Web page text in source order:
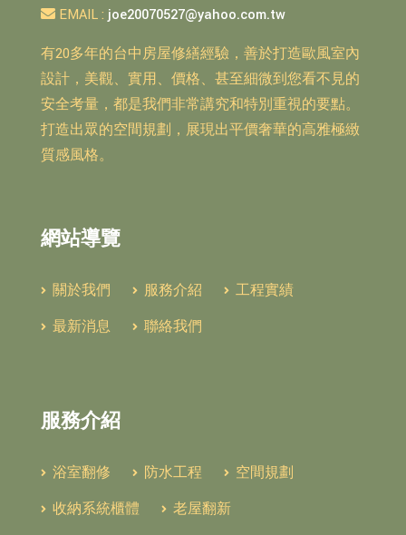
EMAIL : joe20070527@yahoo.com.tw
有20多年的台中房屋修繕經驗，善於打造歐風室內
設計，美觀、實用、價格、甚至細微到您看不見的
安全考量，都是我們非常講究和特別重視的要點。
打造出眾的空間規劃，展現出平價奢華的高雅極緻
質感風格。
網站導覽
關於我們 服務介紹
工程實績
最新消息
聯絡我們
服務介紹
浴室翻修 防水工程
空間規劃
收納系統櫃體
老屋翻新